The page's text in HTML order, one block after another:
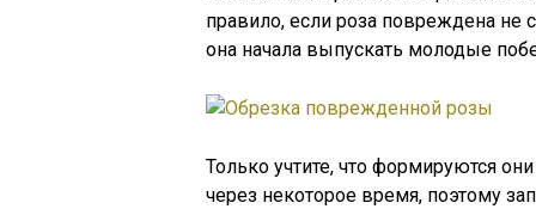
правило, если роза повреждена не
она начала выпускать молодые
Только учтите, что формируются
через некоторое время, поэтому